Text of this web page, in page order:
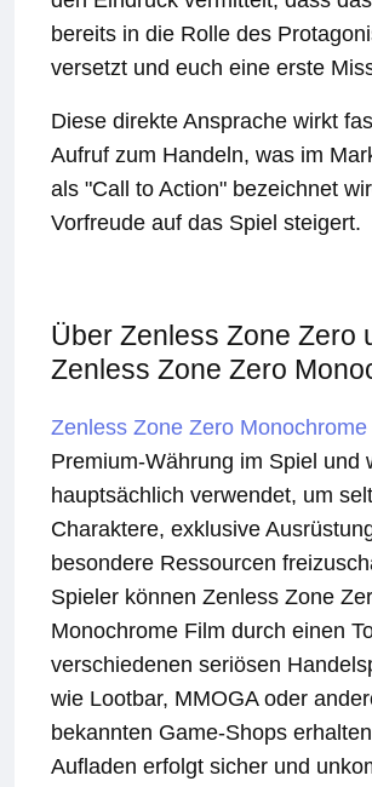
bereits in die Rolle des
versetzt und euch eine erste
Diese direkte Ansprache wirkt
Aufruf zum Handeln, was im
als "Call to Action" bezeichnet
Vorfreude auf das Spiel steigert.
Über Zenless Zone Zero
Zenless Zone Zero
Zenless Zone Zero Monochrome
Premium-Währung im Spiel und
hauptsächlich verwendet, um
Charaktere, exklusive
besondere Ressourcen
Spieler können Zenless Zone
Monochrome Film durch einen
verschiedenen seriösen
wie Lootbar, MMOGA oder
bekannten Game-Shops
Aufladen erfolgt sicher und